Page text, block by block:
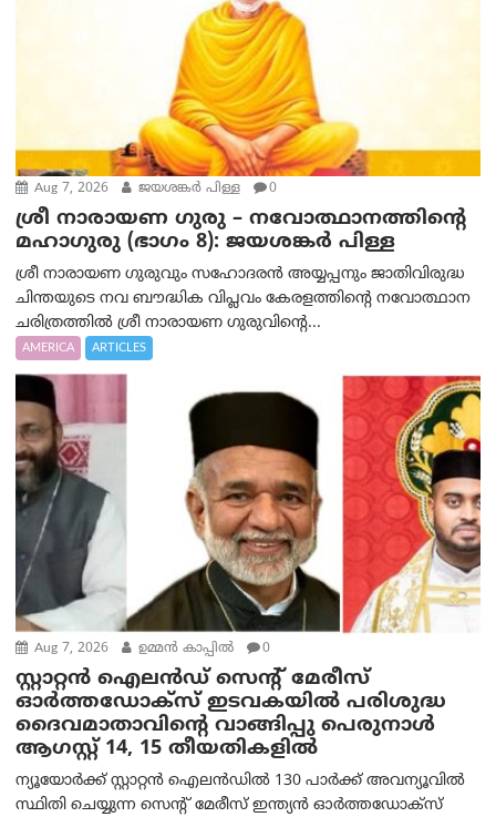
Aug 7, 2026 ജയശങ്കര്‍ പിള്ള 0
ശ്രീ നാരായണ ഗുരു – നവോത്ഥാനത്തിന്റെ
മഹാഗുരു (ഭാഗം 8): ജയശങ്കര്‍ പിള്ള
ശ്രീ നാരായണ ഗുരുവും സഹോദരൻ അയ്യപ്പനും ജാതിവിരുദ്ധ
ചിന്തയുടെ നവ ബൗദ്ധിക വിപ്ലവം കേരളത്തിന്റെ നവോത്ഥാന
ചരിത്രത്തിൽ ശ്രീ നാരായണ ഗുരുവിന്റെ...
AMERICA ARTICLES
Aug 7, 2026 ഉമ്മന്‍ കാപ്പില്‍ 0
സ്റ്റാറ്റൻ ഐലൻഡ് സെന്റ് മേരീസ്
ഓർത്തഡോക്സ് ഇടവകയിൽ പരിശുദ്ധ
ദൈവമാതാവിന്റെ വാങ്ങിപ്പു പെരുനാൾ
ആഗസ്റ്റ് 14, 15 തീയതികളിൽ
ന്യൂയോർക്ക് സ്റ്റാറ്റൻ ഐലൻഡിൽ 130 പാർക്ക് അവന്യൂവിൽ
സ്ഥിതി ചെയ്യുന്ന സെന്റ് മേരീസ് ഇന്ത്യൻ ഓർത്തഡോക്സ്